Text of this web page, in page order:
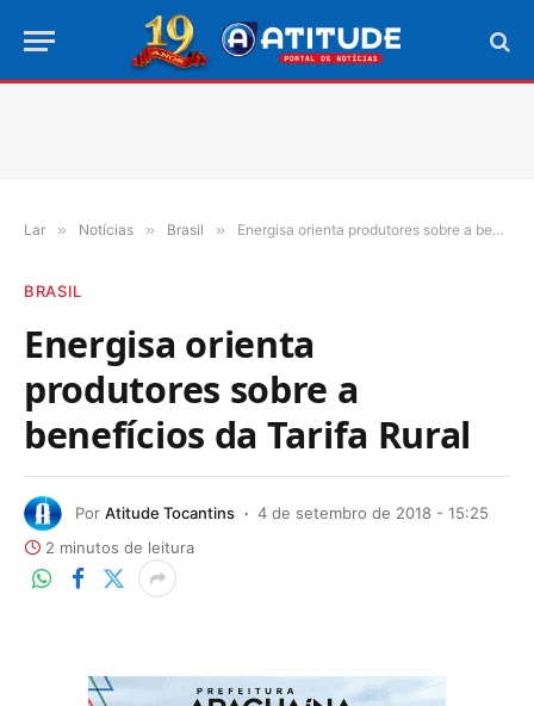
Lar » Notícias » Brasil » Energisa orienta produtores sobre a benefícios da Tarifa Rural
BRASIL
Energisa orienta
produtores sobre a
benefícios da Tarifa Rural
Por Atitude Tocantins
4 de setembro de 2018 - 15:25
2 minutos de leitura